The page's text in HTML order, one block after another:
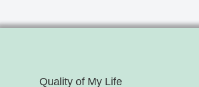
Quality of My Life